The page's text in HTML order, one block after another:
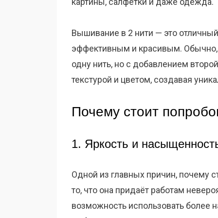
Вышивание в 2 нити — это
эффективным и красивым.
одну нить, но с добавлением
текстурой и цветом, создавая
Почему стоит
1. Яркость и
Одной из главных причин, почему
то, что она придаёт работам
возможность использовать